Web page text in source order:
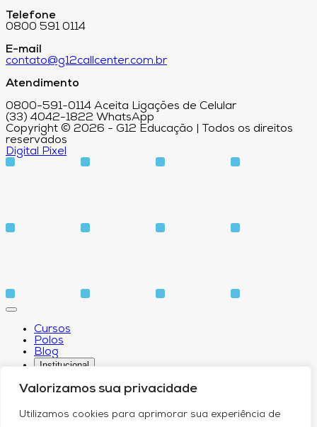
Valorizamos sua privacidade
Utilizamos cookies para aprimorar sua experiência de
Telefone
0800 591 0114
E-mail
contato@g12callcenter.com.br
Atendimento
0800-591-0114 Aceita Ligações de Celular
(33) 4042-1822 WhatsApp
Copyright © 2026 - G12 Educação | Todos os direitos
reservados
Digital Pixel
Cursos
Polos
Blog
Institucional